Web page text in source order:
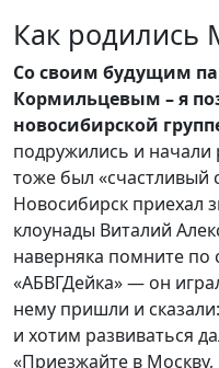
Как родились
Со своим будущим
Кормильцевым – я
новосибирской
подружились и начали
тоже был «счастливый
Новосибирск приехал
клоунады Виталий
наверняка помните по
«АБВГДейка» — он
нему пришли и
и хотим развиваться
«Приезжайте в